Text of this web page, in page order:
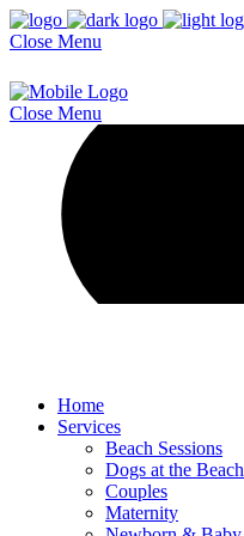
Close Menu
Close Menu
Home
Services
Beach Sessions
Dogs at the Beach
Couples
Maternity